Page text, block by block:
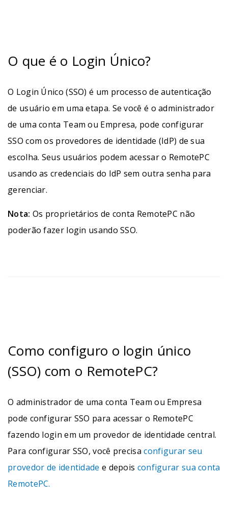
O que é o Login Único?
O Login Único (SSO) é um processo de autenticação
de usuário em uma etapa. Se você é o administrador
de uma conta Team ou Empresa, pode configurar
SSO com os provedores de identidade (IdP) de sua
escolha. Seus usuários podem acessar o RemotePC
usando as credenciais do IdP sem outra senha para
gerenciar.
Nota: Os proprietários de conta RemotePC não
poderão fazer login usando SSO.
Como configuro o login único
(SSO) com o RemotePC?
O administrador de uma conta Team ou Empresa
pode configurar SSO para acessar o RemotePC
fazendo login em um provedor de identidade central.
Para configurar SSO, você precisaconfigurar seu
provedor de identidade e depois configurar sua conta
RemotePC.